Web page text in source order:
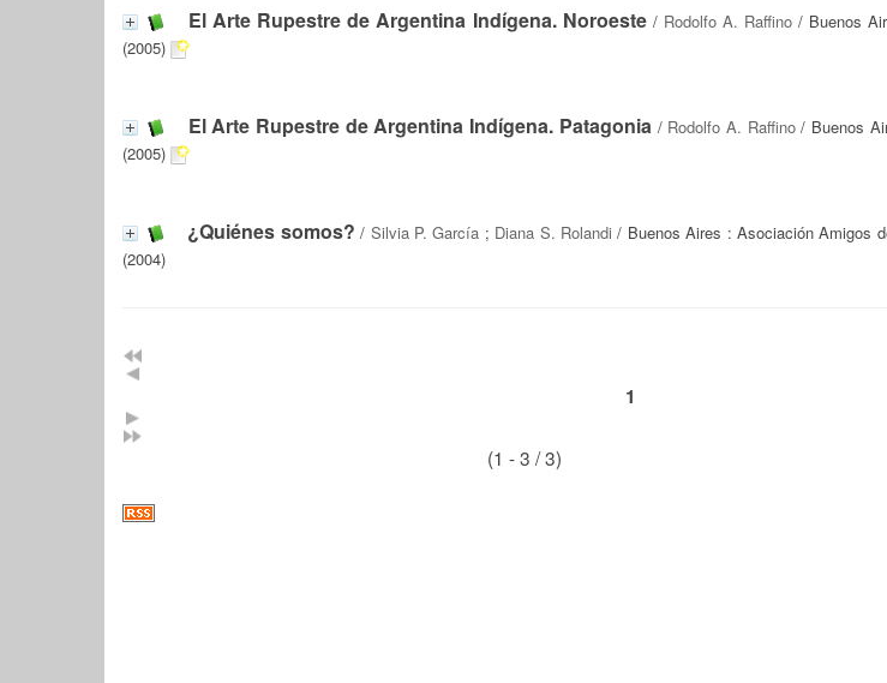
El Arte Rupestre de Argentina Indígena. Noroeste/ Rodolfo A. Raffino/ Buenos
(2005)
El Arte Rupestre de Argentina Indígena. Patagonia/ Rodolfo A. Raffino/ Buenos
(2005)
¿Quiénes somos? / Silvia P. García ; Diana S. Rolandi / Buenos Aires : Asociación Amigos
(2004)
1
(1 - 3 / 3)